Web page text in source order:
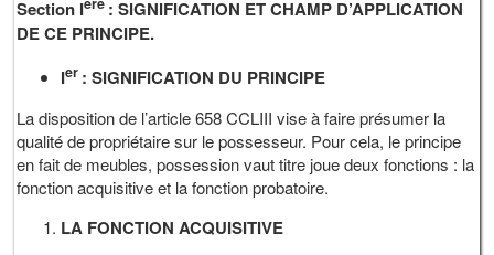
Section I
: SIGNIFICATION ET CHAMP D’APPLICATION
DE CE PRINCIPE.
Ier : SIGNIFICATION DU PRINCIPE
La disposition de l’article 658 CCLIII vise à faire présumer la
qualité de propriétaire sur le possesseur. Pour cela, le principe
en fait de meubles, possession vaut titre joue deux fonctions : la
fonction acquisitive et la fonction probatoire.
LA FONCTION ACQUISITIVE